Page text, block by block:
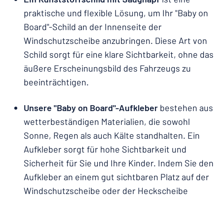
praktische und flexible Lösung, um Ihr "Baby on
Board"-Schild an der Innenseite der
Windschutzscheibe anzubringen. Diese Art von
Schild sorgt für eine klare Sichtbarkeit, ohne das
äußere Erscheinungsbild des Fahrzeugs zu
beeinträchtigen.
Unsere "Baby on Board"-Aufkleber bestehen aus
wetterbeständigen Materialien, die sowohl
Sonne, Regen als auch Kälte standhalten. Ein
Aufkleber sorgt für hohe Sichtbarkeit und
Sicherheit für Sie und Ihre Kinder. Indem Sie den
Aufkleber an einem gut sichtbaren Platz auf der
Windschutzscheibe oder der Heckscheibe